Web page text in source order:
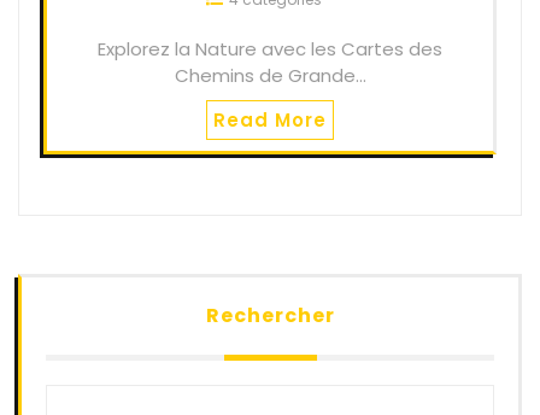
Explorez la Nature avec les Cartes des
Chemins de Grande…
Read More
Rechercher